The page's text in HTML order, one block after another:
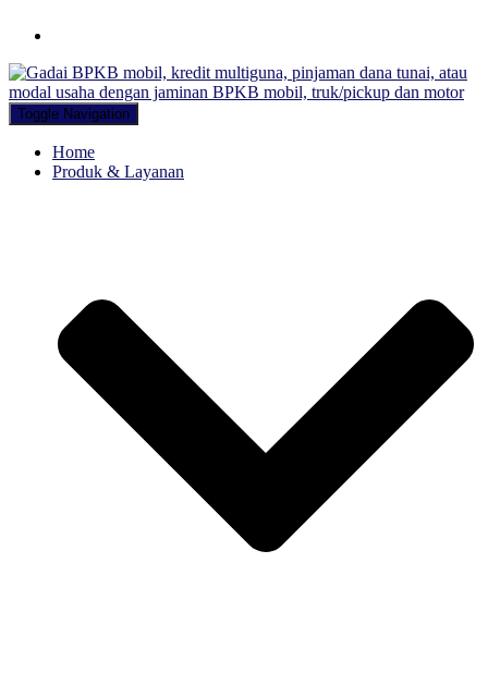
Toggle Navigation
Home
Produk & Layanan